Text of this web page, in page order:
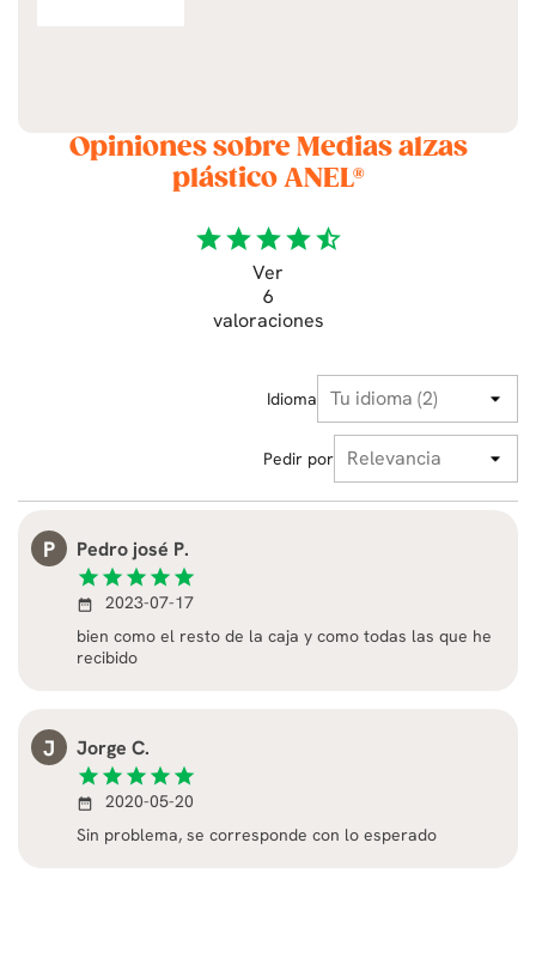
Opiniones sobre Medias alzas
plástico ANEL®
starstarstarstarstar_half
Ver
6
valoraciones
Idioma
Pedir por
P Pedro josé P.
star star star star star
date_range
2023-07-17
bien como el resto de la caja y como todas las que he
recibido
J Jorge C.
star star star star star
date_range
2020-05-20
Sin problema, se corresponde con lo esperado